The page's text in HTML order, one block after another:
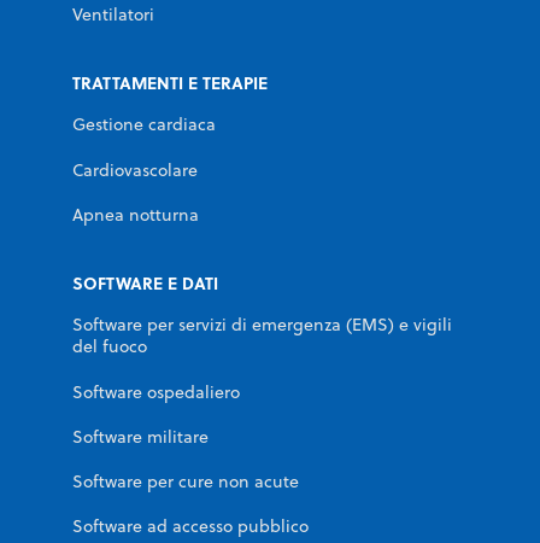
Ventilatori
TRATTAMENTI E TERAPIE
Gestione cardiaca
Cardiovascolare
Apnea notturna
SOFTWARE E DATI
Software per servizi di emergenza (EMS) e vigili
del fuoco
Software ospedaliero
Software militare
Software per cure non acute
Software ad accesso pubblico